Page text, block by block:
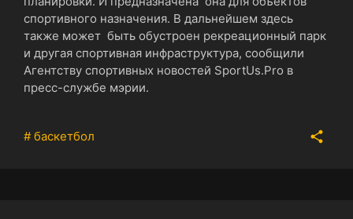
спортивного назначения. В дальнейшем здесь
также может быть обустроен рекреационный парк
и другая спортивная инфраструктура, сообщили
Агентству спортивных новостей SportUs.Pro в
пресс-службе мэрии.
# баскетбол